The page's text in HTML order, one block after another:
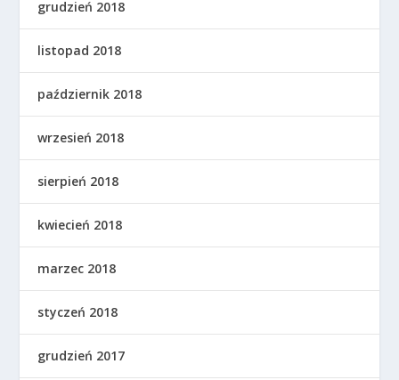
grudzień 2018
listopad 2018
październik 2018
wrzesień 2018
sierpień 2018
kwiecień 2018
marzec 2018
styczeń 2018
grudzień 2017